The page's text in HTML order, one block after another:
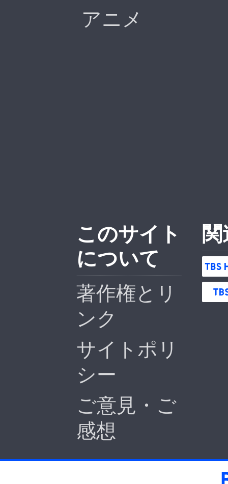
アニメ
このサイト
について
著作権とリ
ンク
サイトポリ
シー
ご意見・ご
感想